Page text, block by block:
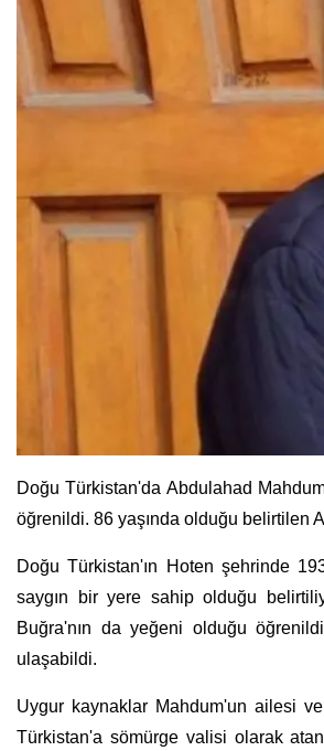
Doğu Türkistan'da Abdulahad
öğrenildi. 86 yaşında olduğu belirtilen
Doğu Türkistan'ın Hoten şehrinde
saygın bir yere sahip olduğu
Buğra'nın da yeğeni olduğu
ulaşabildi.
Uygur kaynaklar Mahdum'un ailesi ve
Türkistan'a sömürge valisi olarak